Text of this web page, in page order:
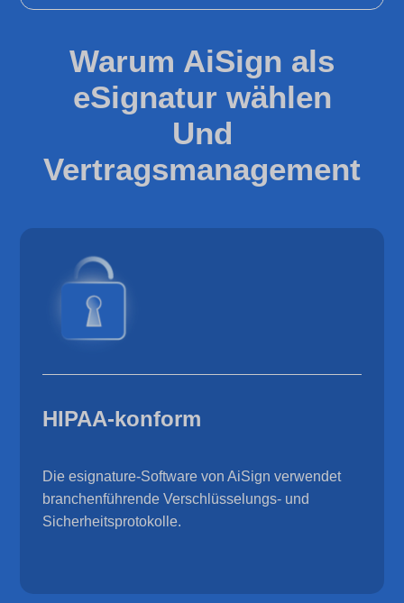
Warum AiSign als
eSignatur wählen
Und
Vertragsmanagement
HIPAA-konform
Die esignature-Software von AiSign verwendet
branchenführende Verschlüsselungs- und
Sicherheitsprotokolle.